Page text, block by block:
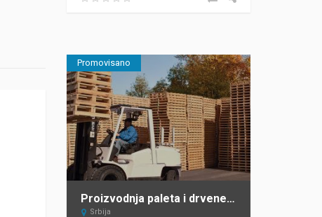
Promovisano
Proizvodnja paleta i drvene ambalaže – Sipal – Žabalj
Srbija